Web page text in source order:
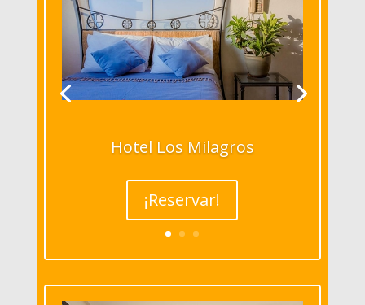
Hotel Los Milagros
¡Reservar!